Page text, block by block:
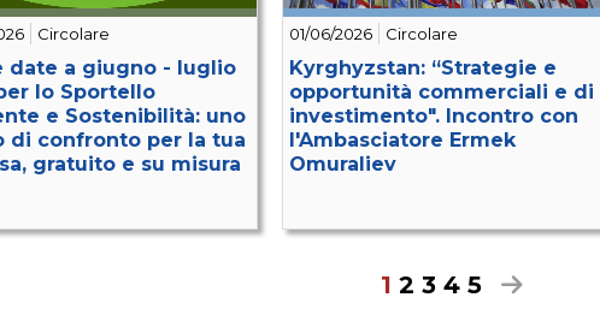
Circolare
date a giugno - luglio
lo Sportello
e Sostenibilità: uno
di confronto per la tua
gratuito e su misura
01/06/2026 Circolare
Kyrghyzstan: “Strategie e
opportunità commerciali e di
investimento". Incontro con
l'Ambasciatore Ermek
Omuraliev
1 2 3 4 5